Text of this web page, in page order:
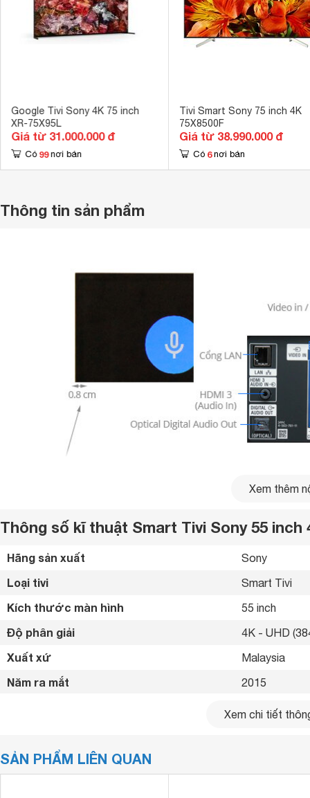
Google Tivi Sony 4K 75 inch
XR-75X95L
Giá từ 31.000.000 đ
Có 99 nơi bán
Tivi Smart Sony 75 inch 4K
75X8500F
Giá từ 38.990.000 đ
Có 6 nơi bán
Thông tin sản phẩm
Xem thêm
Thông số kĩ thuật Smart Tivi Sony 55 inch
Hãng sản xuất Sony
Loại tivi Smart Tivi
Kích thước màn hình 55 inch
Độ phân giải 4K - UHD
Xuất xứ Malaysia
Năm ra mắt 2015
Cổng LAN,
USB
Xem chi tiết
SẢN PHẨM LIÊN QUAN